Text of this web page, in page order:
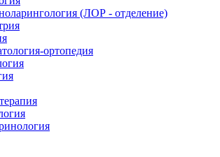
(ЛОР - отделение)
ортопедия